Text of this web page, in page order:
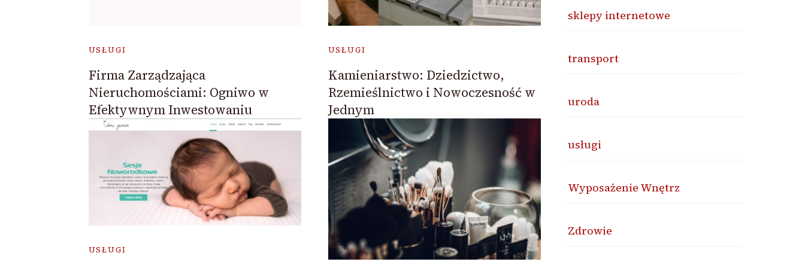
USŁUGI
Firma Zarządzająca
Nieruchomościami: Ogniwo w
Efektywnym Inwestowaniu
USŁUGI
Kamieniarstwo: Dziedzictwo,
Rzemieślnictwo i Nowoczesność w
Jednym
USŁUGI
sklepy internetowe
transport
uroda
usługi
Wyposażenie Wnętrz
Zdrowie